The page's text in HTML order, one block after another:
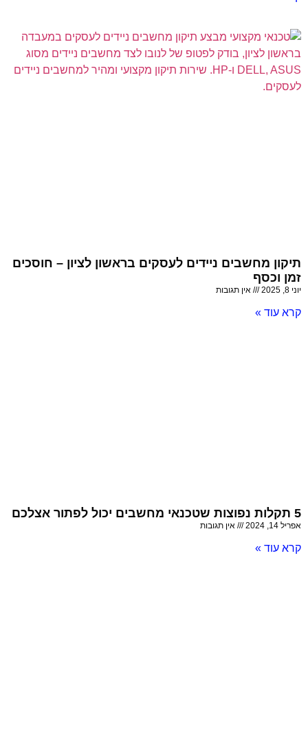
תיקון מחשבים ניידים לעסקים בראשון לציון – חוסכים
זמן וכסף
יוני 8, 2025 אין תגובות
קרא עוד »
5 תקלות נפוצות שטכנאי מחשבים יכול לפתור אצלכם
אפריל 14, 2024 אין תגובות
קרא עוד »